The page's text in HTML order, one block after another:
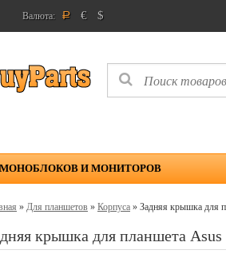
Валюта: Р € $
МОНОБЛОКОВ И МОНИТОРОВ
» Для планшетов » Корпуса » Задняя крышка для
крышка для планшета